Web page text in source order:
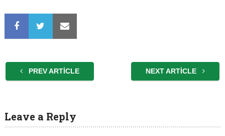
PREV ARTICLE NEXT ARTICLE
Leave a Reply